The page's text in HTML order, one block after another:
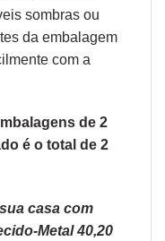
sombras ou
da embalagem
com a
de 2
é o total de 2
casa com
Metal 40,20